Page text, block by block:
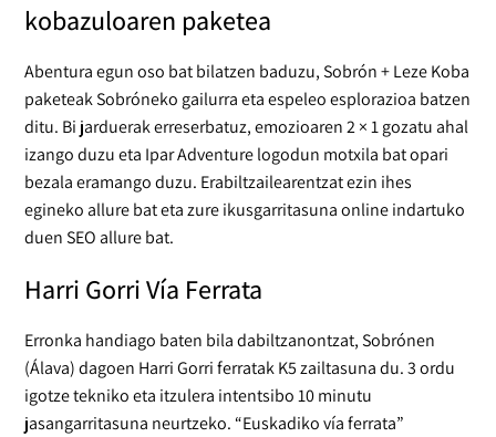
kobazuloaren paketea
Abentura egun oso bat bilatzen baduzu, Sobrón + Leze Koba
paketeak Sobróneko gailurra eta espeleo esplorazioa batzen
ditu. Bi jarduerak erreserbatuz, emozioaren 2 × 1 gozatu ahal
izango duzu eta Ipar Adventure logodun motxila bat opari
bezala eramango duzu. Erabiltzailearentzat ezin ihes
egineko allure bat eta zure ikusgarritasuna online indartuko
duen SEO allure bat.
Harri Gorri Vía Ferrata
Erronka handiago baten bila dabiltzanontzat, Sobrónen
(Álava) dagoen Harri Gorri ferratak K5 zailtasuna du. 3 ordu
igotze tekniko eta itzulera intentsibo 10 minutu
jasangarritasuna neurtzeko. “Euskadiko vía ferrata”